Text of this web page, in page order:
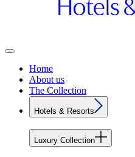
Home
About us
The Collection
Hotels & Resorts
Luxury Collection